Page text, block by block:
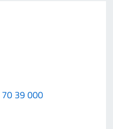
39 000